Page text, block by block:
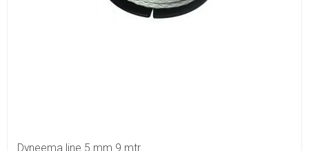
Dyneema line 5 mm 9 mtr